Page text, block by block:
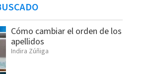
Cómo cambiar el orden de los
apellidos
Indira Zúñiga